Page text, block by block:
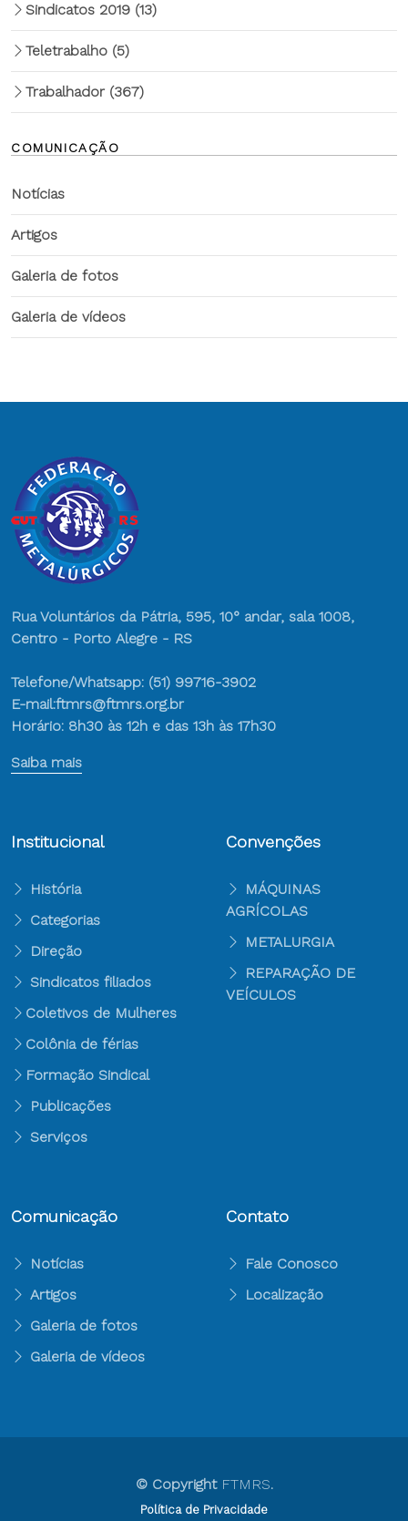
Sindicatos 2019 (13)
Teletrabalho (5)
Trabalhador (367)
COMUNICAÇÃO
Notícias
Artigos
Galeria de fotos
Galeria de vídeos
Rua Voluntários da Pátria, 595, 10° andar, sala 1008,
Centro - Porto Alegre - RS
Telefone/Whatsapp: (51) 99716-3902
E-mail:ftmrs@ftmrs.org.br
Horário: 8h30 às 12h e das 13h às 17h30
Saiba mais
Institucional
História
Categorias
Direção
Sindicatos filiados
Coletivos de Mulheres
Colônia de férias
Formação Sindical
Publicações
Serviços
Convenções
MÁQUINAS
AGRÍCOLAS
METALURGIA
REPARAÇÃO DE
VEÍCULOS
Comunicação
Notícias
Artigos
Galeria de fotos
Galeria de vídeos
Contato
Fale Conosco
Localização
© Copyright FTMRS.
Política de Privacidade